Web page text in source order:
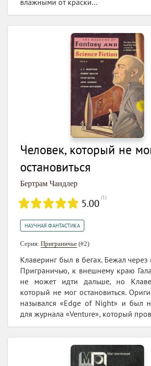
Человек, который не
остановиться
Бертрам Чандлер
5.00 (1)
НАУЧНАЯ ФАНТАСТИКА
Серия: Приграничье (#2)
Клаверинг был в бегах. Бежал через
Приграничью, к внешнему краю
не может идти дальше, но
который не мог остановиться.
назывался «Edge of Night» и был
для журнала «Venture», который